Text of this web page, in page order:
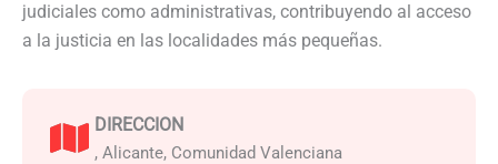
judiciales como administrativas, contribuyendo al acceso
a la justicia en las localidades más pequeñas.
DIRECCION
, Alicante, Comunidad Valenciana